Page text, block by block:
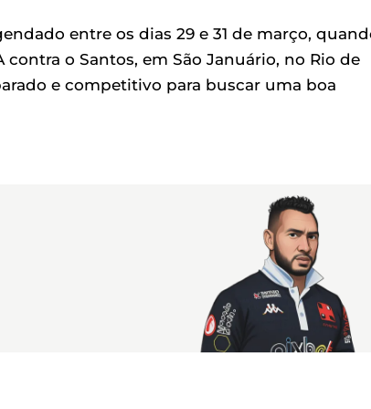
entre os dias 29 e 31 de março,
o Santos, em São Januário, no Rio de
e competitivo para buscar uma boa